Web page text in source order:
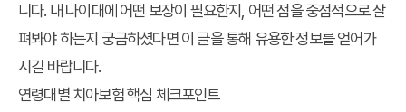
니다. 내 나이대에 어떤 보장이 필요한지, 어떤 점을 중점적으로 살
펴봐야 하는지 궁금하셨다면 이 글을 통해 유용한 정보를 얻어가
시길 바랍니다.
연령대별 치아보험 핵심 체크포인트